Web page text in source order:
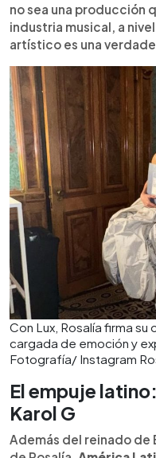
no sea una producción
industria musical, a
artístico es una
Con Lux, Rosalía firma su
cargada de emoción y
Fotografía/ Instagram
El empuje
Karol G
Además del reinado de